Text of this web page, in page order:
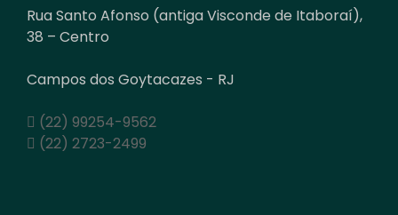
Rua Santo Afonso (antiga Visconde de Itaboraí),
38 – Centro
Campos dos Goytacazes - RJ
(22) 99254-9562
(22) 2723-2499